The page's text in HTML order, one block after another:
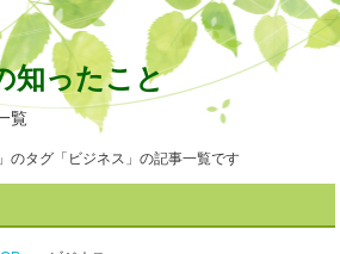
知ったこと
覧
のタグ「ビジネス」の記事一覧です